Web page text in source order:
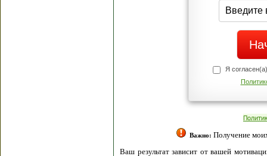
Я
Важно: Получение
Ваш результат зависит от вашей